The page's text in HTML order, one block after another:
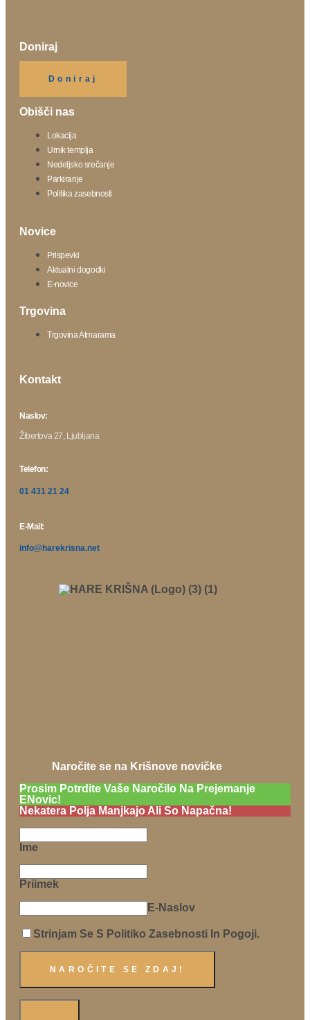
Doniraj
Doniraj
Obišči nas
Lokacija
Urnik templja
Nedeljsko srečanje
Parkiranje
Politika zasebnosti
Novice
Prispevki
Aktualni dogodki
E-novice
Trgovina
Trgovina Atmarama
Kontakt
Naslov:
Žibertova 27, Ljubljana
Telefon:
01 431 21 24
E-Mail:
info@harekrisna.net
Naročite se na Krišnove novičke
Prosim Potrdite Vaše Naročilo Na Prejemanje
ENovic!
Nekatera Polja Manjkajo Ali So Napačna!
Ime
Priimek
E-Naslov
Strinjam Se S Politiko Zasebnosti In Pogoji.